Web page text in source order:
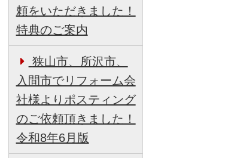
頼をいただきました！
特典のご案内
狭山市、所沢市、
入間市でリフォーム会
社様よりポスティング
のご依頼頂きました！
令和8年6月版